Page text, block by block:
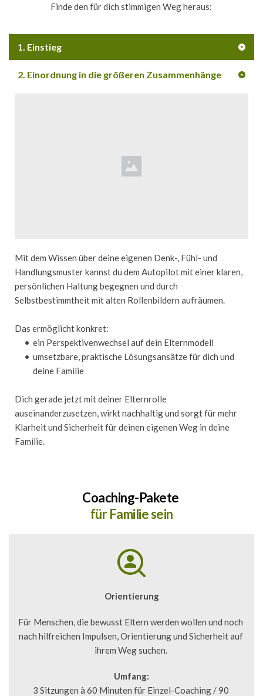
Finde den für dich stimmigen Weg heraus:
1. Einstieg
Welche Muster haben deine Eltern vorgelebt? Welche
erlernte dein*e Partner*in?
Was möchtest du anders machen, was beibehalten?
Gibt es Verletzungen, (transgenerative) Traumata,
Was wünscht du dir für deinen Weg?
Eltern-Sein ist ein neues Lernfeld in deinem Leben und nach
diesem Schritt ist dir klar, wie groß dieses sein kann und wie
2. Einordnung in die größeren Zusammenhänge
Mit dem Wissen über deine eigenen Denk-, Fühl- und
Handlungsmuster kannst du dem Autopilot mit einer klaren,
persönlichen Haltung begegnen und durch
Selbstbestimmtheit mit alten Rollenbildern aufräumen.
Das ermöglicht konkret:
ein Perspektivenwechsel auf dein Elternmodell
umsetzbare, praktische Lösungsansätze für dich und
deine Familie
Dich gerade jetzt mit deiner Elternrolle
auseinanderzusetzen, wirkt nachhaltig und sorgt für mehr
Klarheit und Sicherheit für deinen eigenen Weg in deine
Familie.
Coaching-Pakete
für Familie sein
Orientierung
Für Menschen, die bewusst Eltern werden wollen und noch
nach hilfreichen Impulsen, Orientierung und Sicherheit auf
ihrem Weg suchen.
Umfang:
3 Sitzungen à 60 Minuten für Einzel-Coaching / 90